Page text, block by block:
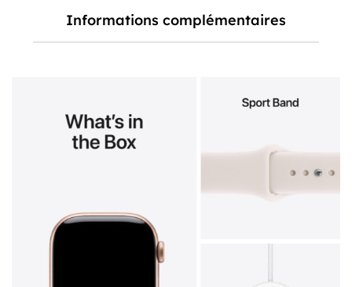
Informations complémentaires